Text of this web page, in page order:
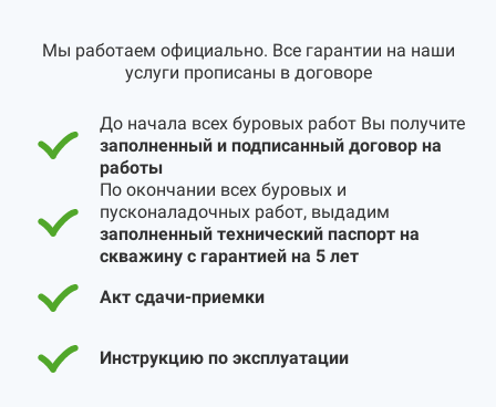
Мы работаем официально. Все гарантии на наши
услуги прописаны в договоре
До начала всех буровых работ Вы получите
заполненный и подписанный договор на
работы
По окончании всех буровых и
пусконаладочных работ, выдадим
заполненный технический паспорт на
скважину с гарантией на 5 лет
Акт сдачи-приемки
Инструкцию по эксплуатации